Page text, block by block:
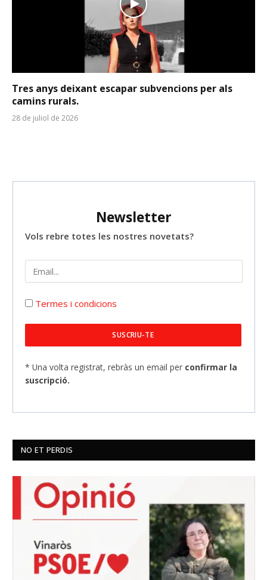
Tres anys deixant escapar subvencions per als
camins rurals.
28 de juliol de 2026
Newsletter
Vols rebre totes les nostres novetats?
Termes i condicions
* Una volta registrat, rebràs un email per confirmar la
suscripció.
NO ET PERDIS